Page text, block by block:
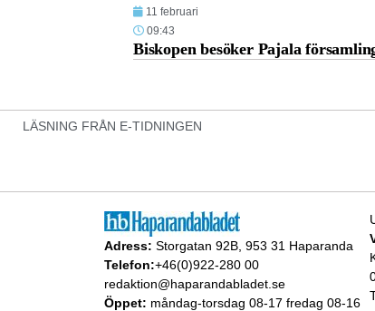
11 februari
09:43
Biskopen besöker Pajala
LÄSNING FRÅN E-TIDNINGEN
Adress: Storgatan 92B, 953 31 Haparanda
Telefon:+46(0)922-280 00
redaktion@haparandabladet.se
Öppet: måndag-torsdag 08-17 fredag 08-16